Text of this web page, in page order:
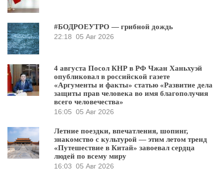
#БОДРОЕУТРО — грибной дождь
22:18 05 Авг 2026
4 августа Посол КНР в РФ Чжан Ханьхуэй
опубликовал в российской газете
«Аргументы и факты» статью «Развитие дела
защиты прав человека во имя благополучия
всего человечества»
16:05 05 Авг 2026
Летние поездки, впечатления, шопинг,
знакомство с культурой — этим летом тренд
«Путешествие в Китай» завоевал сердца
людей по всему миру
16:03 05 Авг 2026